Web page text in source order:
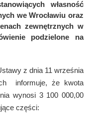
własność
we Wrocławiu oraz
zewnętrznych w
podzielone na
z dnia 11 września
informuje, że kwota
wynosi 3 100 000,00
części: